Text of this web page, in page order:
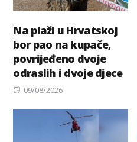
Na plaži u Hrvatskoj
bor pao na kupače,
povrijeđeno dvoje
odraslih i dvoje djece
Posted
09/08/2026